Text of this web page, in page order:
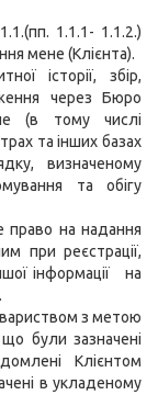
1.1.1- 1.1.2.)
мене (Клієнта).
історії, збір,
через Бюро
(в тому числі
та інших базах
визначеному
та обігу
право на надання
при реєстрації,
інформації на
з метою
були зазначені
Клієнтом
в укладеному